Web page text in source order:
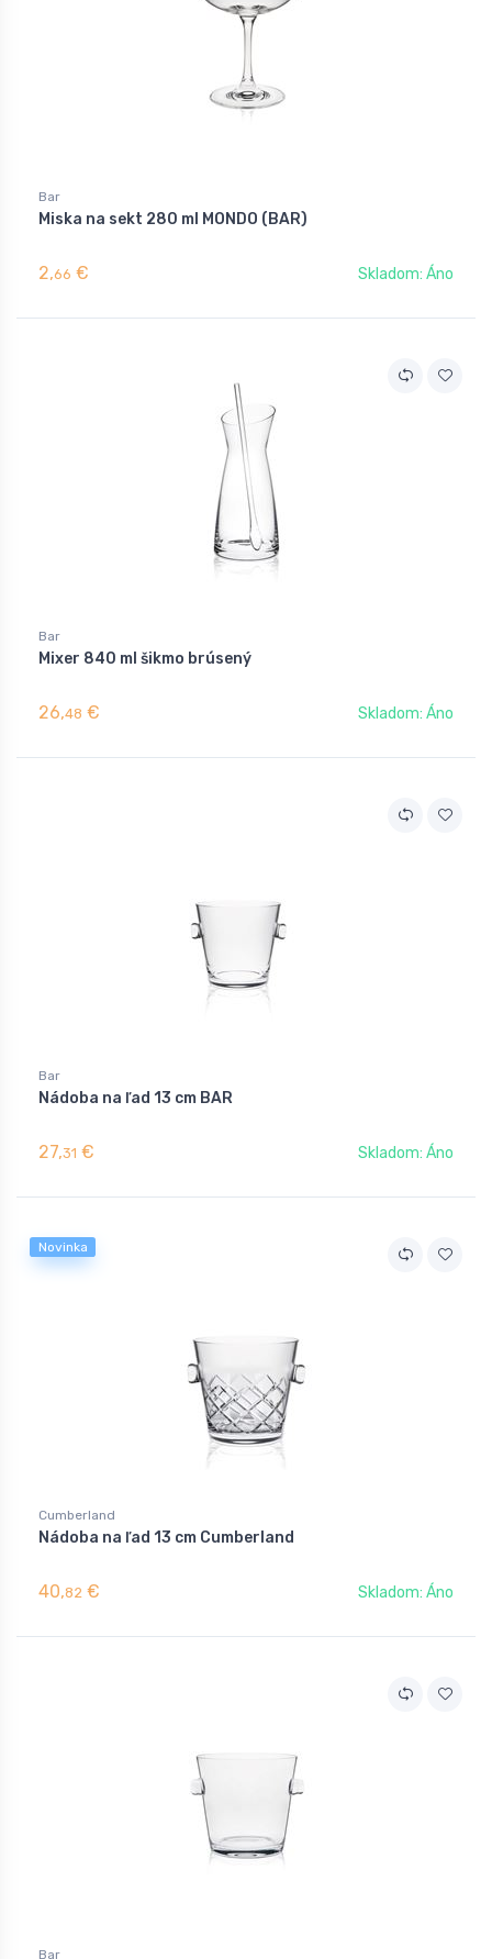
Bar
Miska na sekt 280 ml MONDO (BAR)
2,66 € Skladom: Áno
Bar
Mixer 840 ml šikmo brúsený
26,48 € Skladom: Áno
Bar
Nádoba na ľad 13 cm BAR
27,31 € Skladom: Áno
Novinka
Cumberland
Nádoba na ľad 13 cm Cumberland
40,82 € Skladom: Áno
Bar